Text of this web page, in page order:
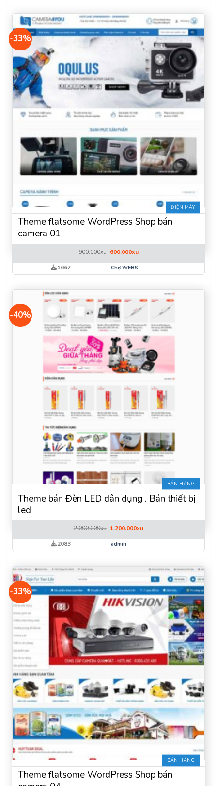
-33%
ĐIỆN MÁY
Theme flatsome WordPress Shop bán
camera 01
900.000xu Giá
là:
900.000xu.
600.000xuGiá
tại
1667 Chợ WEBS
-40%
BÁN HÀNG
Theme bán Đèn LED dân dụng , Bán thiết bị
led
2.000.000xu Giá
là:
2.000.000xu.
1.200.000xuGiá
tại
2083 admin
-33%
BÁN HÀNG
Theme flatsome WordPress Shop bán